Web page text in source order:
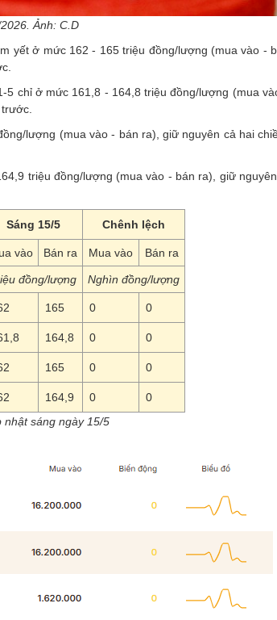
Ảnh: C.D
yết ở mức 162 - 165 triệu đồng/lượng (mua vào -
5 chỉ ở mức 161,8 - 164,8 triệu đồng/lượng (mua
lượng (mua vào - bán ra), giữ nguyên cả hai
triệu đồng/lượng (mua vào - bán ra), giữ
Sáng 15/5 Chênh lệch
vào Bán ra Mua vào Bán ra
đồng/lượng Nghìn đồng/lượng
165 0 0
164,8 0 0
165 0 0
164,9 0
0
nhật sáng ngày 15/5